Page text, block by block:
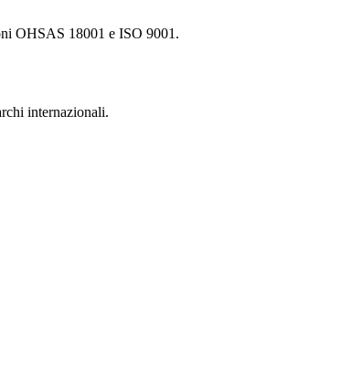
OHSAS 18001 e ISO 9001.
internazionali.